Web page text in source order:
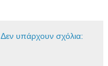
Δεν υπάρχουν σχόλια: